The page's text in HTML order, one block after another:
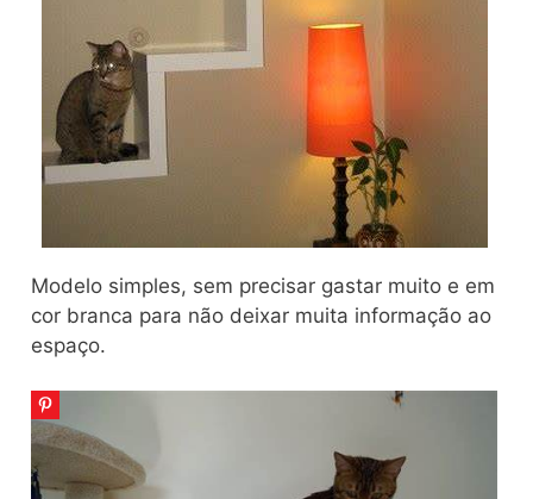
Modelo simples, sem precisar gastar muito e em
cor branca para não deixar muita informação ao
espaço.